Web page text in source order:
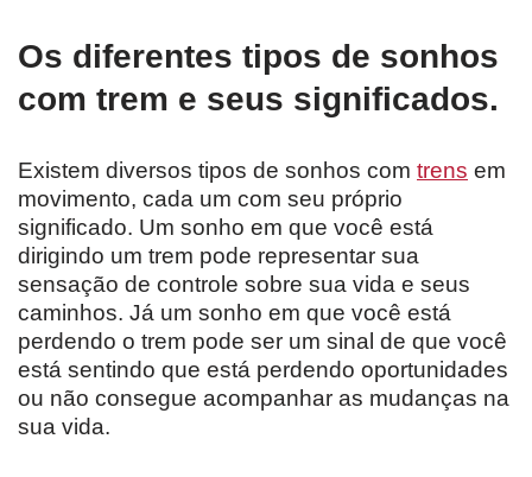
Os diferentes tipos de sonhos
com trem e seus significados.
Existem diversos tipos de sonhos com trens em
movimento, cada um com seu próprio
significado. Um sonho em que você está
dirigindo um trem pode representar sua
sensação de controle sobre sua vida e seus
caminhos. Já um sonho em que você está
perdendo o trem pode ser um sinal de que você
está sentindo que está perdendo oportunidades
ou não consegue acompanhar as mudanças na
sua vida.